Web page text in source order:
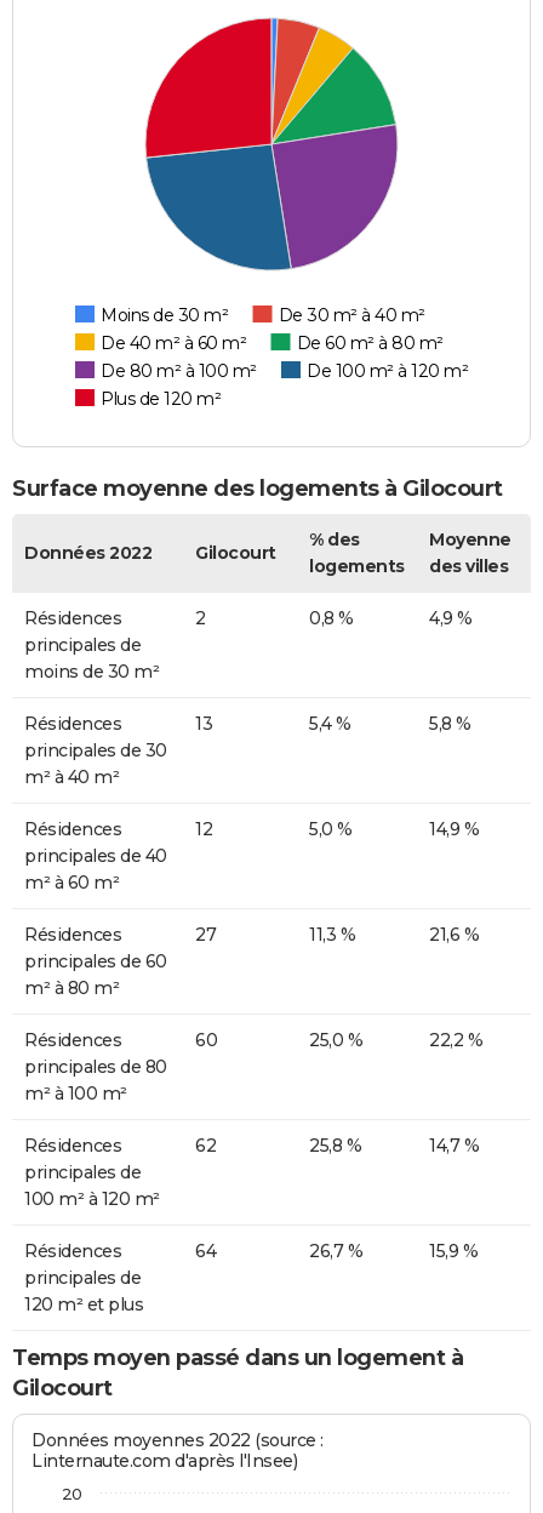
Moins de 30 m²
De 30 m² à 40 m²
De 40 m² à 60 m²
De 60 m² à 80 m²
De 80 m² à 100 m²
De 100 m² à 120 m²
Plus de 120 m²
Surface moyenne des logements à Gilocourt
Données 2022 Gilocourt
% des
logements
Moyenne
des villes
Résidences
principales de
moins de 30 m²
2 0,8 % 4,9 %
Résidences
principales de 30
m² à 40 m²
13 5,4 % 5,8 %
Résidences
principales de 40
m² à 60 m²
12 5,0 % 14,9 %
Résidences
principales de 60
m² à 80 m²
27 11,3 % 21,6 %
Résidences
principales de 80
m² à 100 m²
60 25,0 % 22,2 %
Résidences
principales de
100 m² à 120 m²
62 25,8 % 14,7 %
Résidences
principales de
120 m² et plus
64 26,7 % 15,9 %
Temps moyen passé dans un logement à
Gilocourt
Données moyennes 2022 (source :
Linternaute.com d'après l'Insee)
20